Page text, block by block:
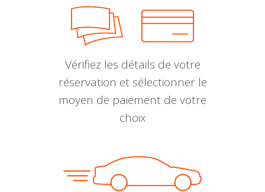
Vérifiez les détails de votre
réservation et sélectionner le
moyen de paiement de votre
choix